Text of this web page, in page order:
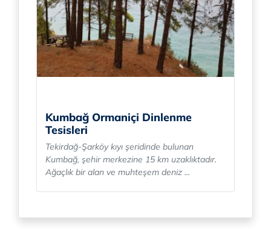
Kumbağ Ormaniçi Dinlenme
Tesisleri
Tekirdağ-Şarköy kıyı şeridinde bulunan
Kumbağ, şehir merkezine 15 km uzaklıktadır.
Ağaçlık bir alan ve muhteşem deniz ...